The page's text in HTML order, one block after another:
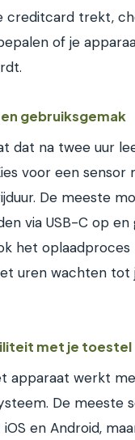
creditcard trekt,
of je
gebruiksgemak
dat na twee uur
voor een sensor
De meeste
via USB-C op en
het
uren wachten tot
met je toestel
apparaat werkt
De meeste
en Android,